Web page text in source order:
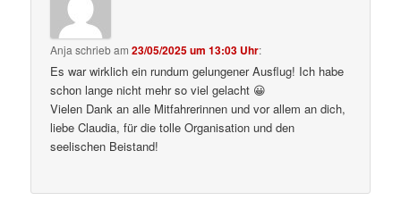
Anja schriebam23/05/2025 um 13:03 Uhr:
Es war wirklich ein rundum gelungener Ausflug! Ich habe
schon lange nicht mehr so viel gelacht 😀
Vielen Dank an alle Mitfahrerinnen und vor allem an dich,
liebe Claudia, für die tolle Organisation und den
seelischen Beistand!